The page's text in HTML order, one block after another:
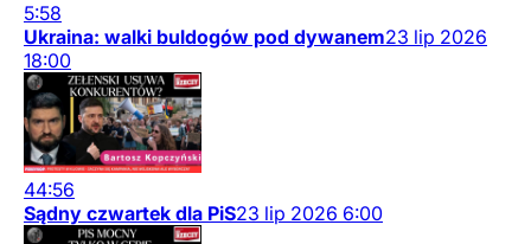
5:58
Ukraina: walki buldogów pod dywanem23 lip 2026
18:00
44:56
Sądny czwartek dla PiS23 lip 2026 6:00